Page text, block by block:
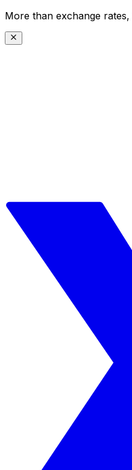
More than exchange rates,